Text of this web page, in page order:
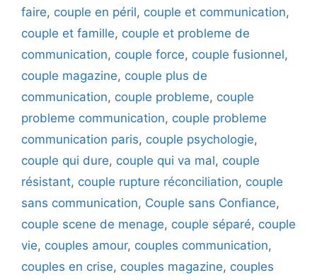
faire, couple en péril, couple et communication,
couple et famille, couple et probleme de
communication, couple force, couple fusionnel,
couple magazine, couple plus de
communication, couple probleme, couple
probleme communication, couple probleme
communication paris, couple psychologie,
couple qui dure, couple qui va mal, couple
résistant, couple rupture réconciliation, couple
sans communication, Couple sans Confiance,
couple scene de menage, couple séparé, couple
vie, couples amour, couples communication,
couples en crise, couples magazine, couples